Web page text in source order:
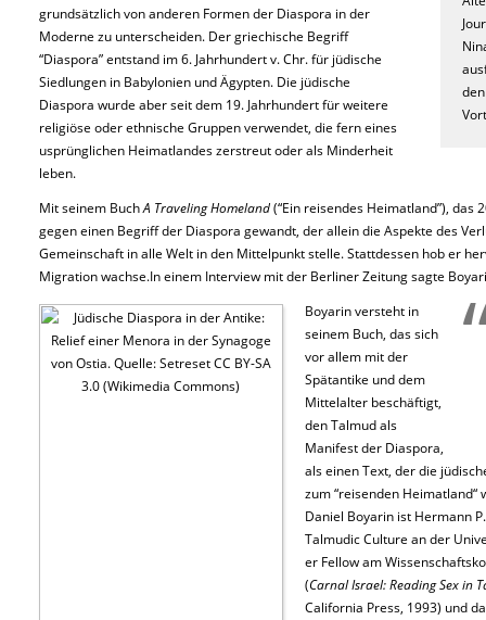
grundsätzlich von anderen Formen der Diaspora in der
Moderne zu unterscheiden. Der griechische Begriff
“Diaspora” entstand im 6. Jahrhundert v. Chr. für jüdische
Siedlungen in Babylonien und Ägypten. Die jüdische
Diaspora wurde aber seit dem 19. Jahrhundert für weitere
religiöse oder ethnische Gruppen verwendet, die fern eines
usprünglichen Heimatlandes zerstreut oder als Minderheit
leben.
Mit seinem BuchA Traveling Homeland(“Ein reisendes Heimatland”),
gegen einen Begriff der Diaspora gewandt, der allein die Aspekte des
Gemeinschaft in alle Welt in den Mittelpunkt stelle. Stattdessen hob er
Migration wachse.In einem Interview mit der Berliner Zeitung sagte
Boyarin versteht in
seinem Buch, das sich
vor allem mit der
Spätantike und dem
Mittelalter beschäftigt,
den Talmud als
Manifest der Diaspora,
als einen Text, der die
zum “reisenden Heimatland“
Daniel Boyarin ist Hermann
Talmudic Culture an der
er Fellow am
(Carnal Israel: Reading Sex in
California Press, 1993) und